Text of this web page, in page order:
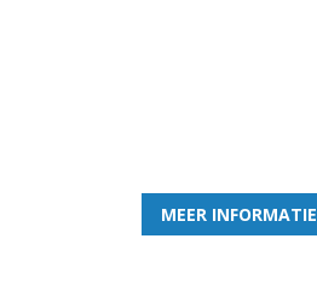
MEER INFORMATIE